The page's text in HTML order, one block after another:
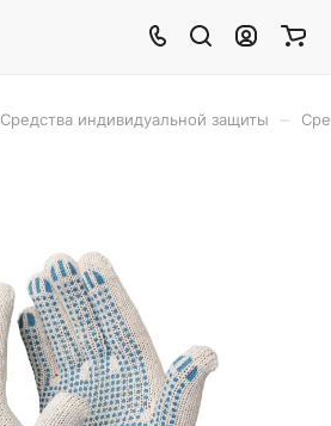
Средства индивидуальной защиты